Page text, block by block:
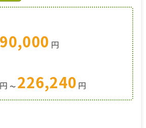
円
円 〜 226,240 円